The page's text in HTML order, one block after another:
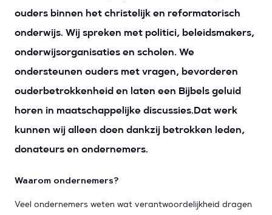
ouders binnen het christelijk en reformatorisch
onderwijs. Wij spreken met politici, beleidsmakers,
onderwijsorganisaties en scholen. We
ondersteunen ouders met vragen, bevorderen
ouderbetrokkenheid en laten een Bijbels geluid
horen in maatschappelijke discussies.Dat werk
kunnen wij alleen doen dankzij betrokken leden,
donateurs en ondernemers.
Waarom ondernemers?
Veel ondernemers weten wat verantwoordelijkheid dragen